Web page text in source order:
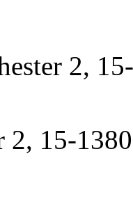
2,
2, 15-